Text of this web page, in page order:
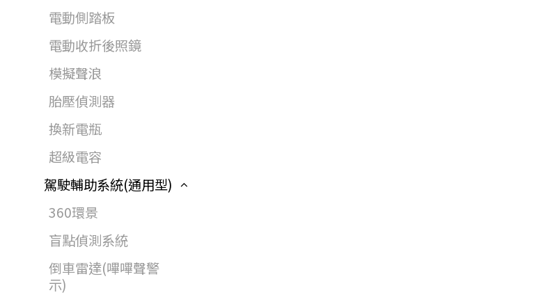
電動側踏板
電動收折後照鏡
模擬聲浪
胎壓偵測器
換新電瓶
超級電容
駕駛輔助系統(通用型)
360環景
盲點偵測系統
倒車雷達(嗶嗶聲警
示)